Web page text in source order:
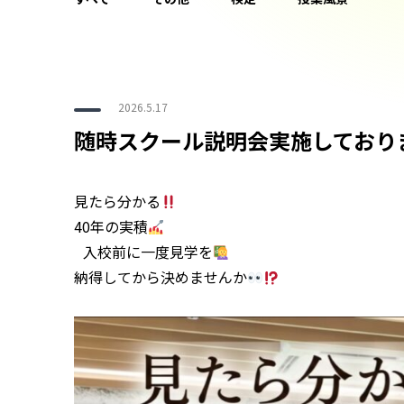
2026.5.17
随時スクール説明会実施しており
⁡見たら分かる
40年の実積
入校前に一度見学を
納得してから決めませんか